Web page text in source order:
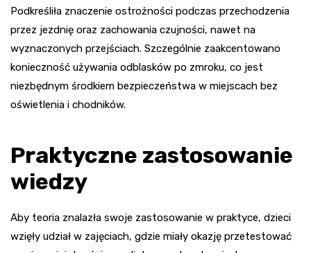
Podkreśliła znaczenie ostrożności podczas przechodzenia
przez jezdnię oraz zachowania czujności, nawet na
wyznaczonych przejściach. Szczególnie zaakcentowano
konieczność używania odblasków po zmroku, co jest
niezbędnym środkiem bezpieczeństwa w miejscach bez
oświetlenia i chodników.
Praktyczne zastosowanie
wiedzy
Aby teoria znalazła swoje zastosowanie w praktyce, dzieci
wzięły udział w zajęciach, gdzie miały okazję przetestować